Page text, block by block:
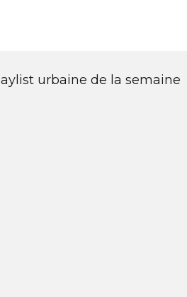
urbaine de la semaine